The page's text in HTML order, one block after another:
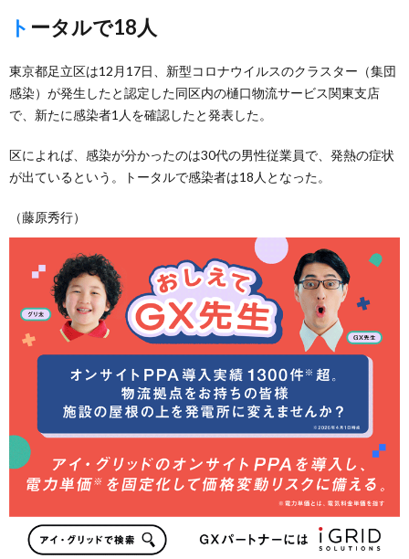
トータルで18人
東京都足立区は12月17日、新型コロナウイルスのクラスター（集団
感染）が発生したと認定した同区内の樋口物流サービス関東支店
で、新たに感染者1人を確認したと発表した。
区によれば、感染が分かったのは30代の男性従業員で、発熱の症状
が出ているという。トータルで感染者は18人となった。
（藤原秀行）